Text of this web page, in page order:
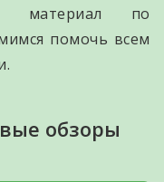
материал по
помочь всем
обзоры